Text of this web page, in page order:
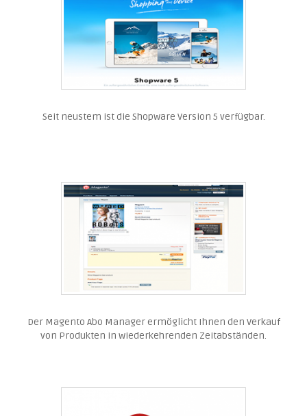
Seit neustem ist die Shopware Version 5 verfügbar.
Der Magento Abo Manager ermöglicht Ihnen den Verkauf
von Produkten in wiederkehrenden Zeitabständen.